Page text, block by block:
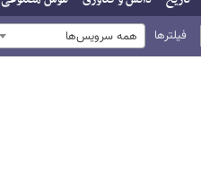
فیلترها همه سرویس‌ها